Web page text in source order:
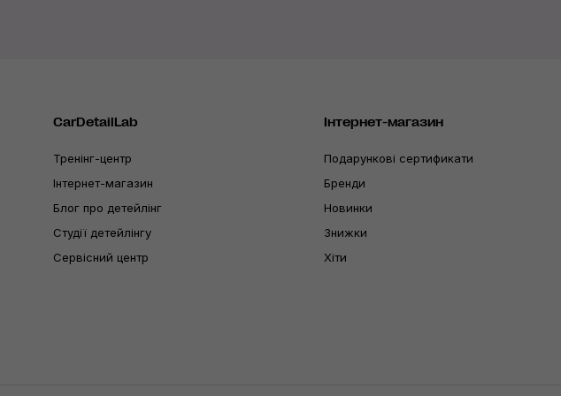
CarDetailLab
Тренінг-центр
Інтернет-магазин
Блог про детейлінг
Студії детейлінгу
Сервісний центр
Інтернет-магазин
Подарункові сертификати
Бренди
Новинки
Знижки
Хіти